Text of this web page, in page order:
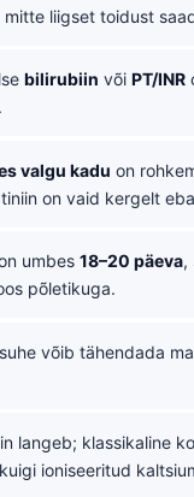
mitte liigset toidust
bilirubiin või PT/INR
valgu kadu on
on vaid kergelt
umbes 18–20 päeva,
põletikuga.
võib tähendada
langeb; klassikaline
ioniseeritud